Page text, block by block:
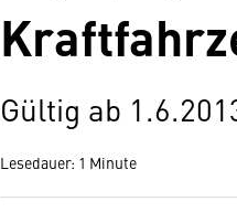
Gültig ab
Lesedauer: 1 Minute